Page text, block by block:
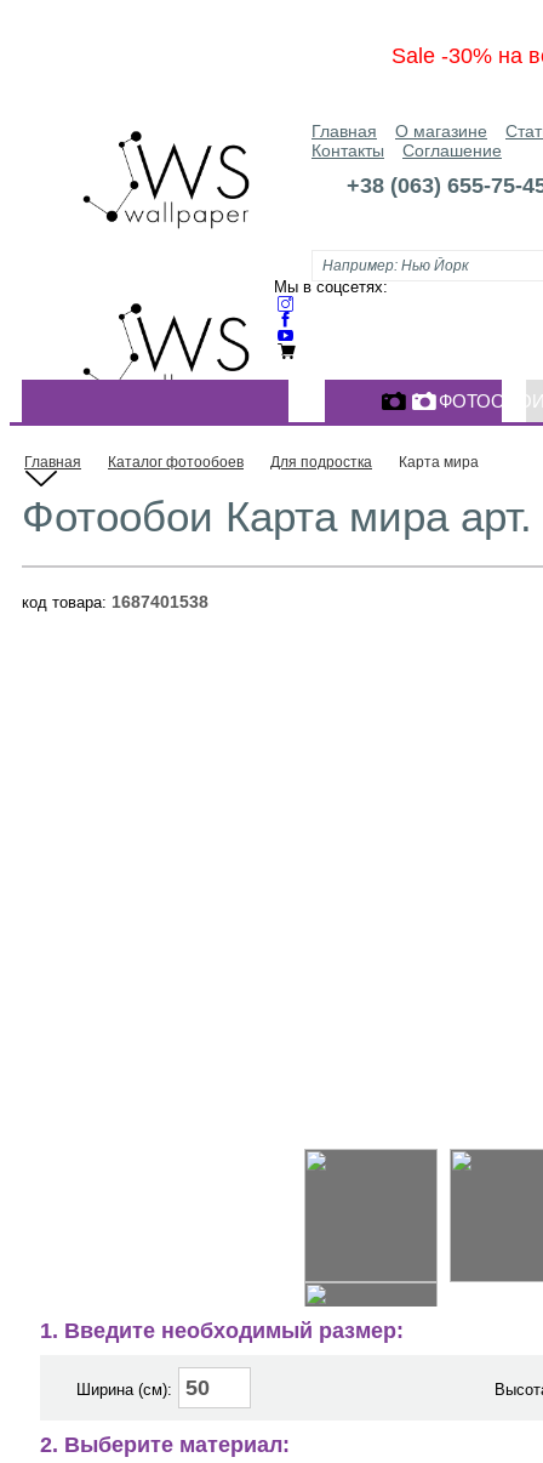
Sale -30% на
Главная О магазине
Контакты
Соглашение
+38 (063) 655-75-
Мы в соцсетях:
КАТАЛОГ ФОТООБОЕВ
Главная Каталог фотообоев Для подростка Карта мира
Фотообои Карта мира
код товара: 1687401538
1. Введите необходимый размер:
Ширина (см):
2. Выберите материал: